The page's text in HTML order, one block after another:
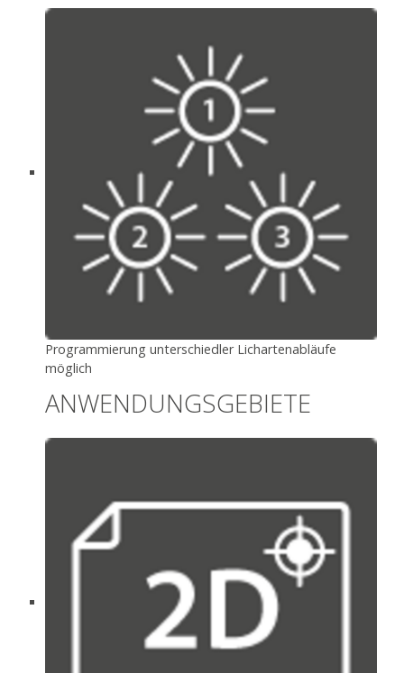
Programmierung unterschiedler Lichartenabläufe
möglich
ANWENDUNGSGEBIETE